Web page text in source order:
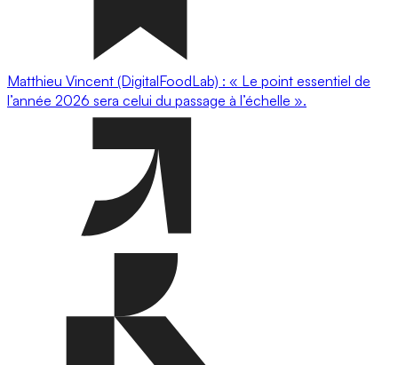
Matthieu Vincent (DigitalFoodLab) : « Le point essentiel de
l’année 2026 sera celui du passage à l’échelle ».